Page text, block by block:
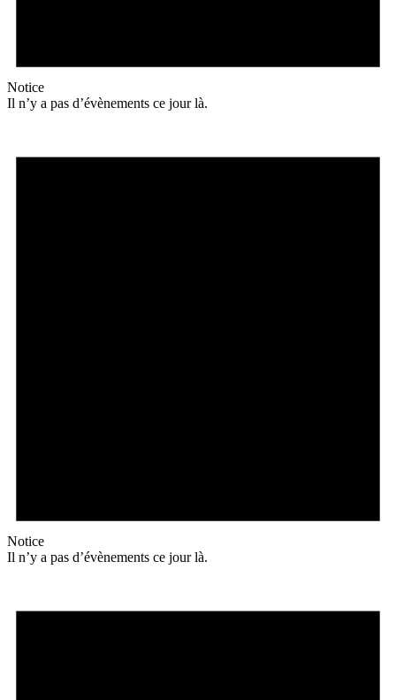
Notice
Il n’y a pas d’évènements ce jour là.
Notice
Il n’y a pas d’évènements ce jour là.